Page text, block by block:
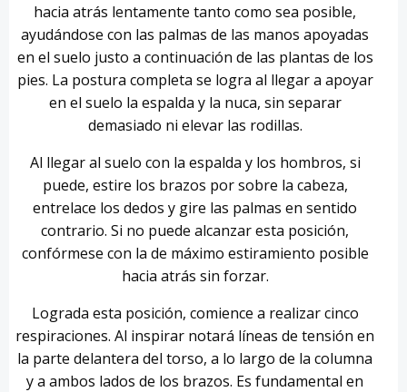
hacia atrás lentamente tanto como sea posible,
ayudándose con las palmas de las manos apoyadas
en el suelo justo a continuación de las plantas de los
pies. La postura completa se logra al llegar a apoyar
en el suelo la espalda y la nuca, sin separar
demasiado ni elevar las rodillas.
Al llegar al suelo con la espalda y los hombros, si
puede, estire los brazos por sobre la cabeza,
entrelace los dedos y gire las palmas en sentido
contrario. Si no puede alcanzar esta posición,
confórmese con la de máximo estiramiento posible
hacia atrás sin forzar.
Lograda esta posición, comience a realizar cinco
respiraciones. Al inspirar notará líneas de tensión en
la parte delantera del torso, a lo largo de la columna
y a ambos lados de los brazos. Es fundamental en